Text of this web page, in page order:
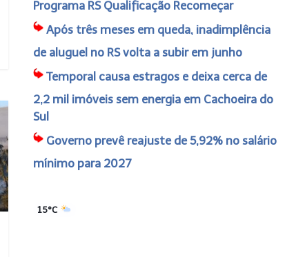
Programa RS Qualificação Recomeçar
Após três meses em queda, inadimplência
de aluguel no RS volta a subir em junho
Temporal causa estragos e deixa cerca de
2,2 mil imóveis sem energia em Cachoeira do
Sul
Governo prevê reajuste de 5,92% no salário
mínimo para 2027
15°C